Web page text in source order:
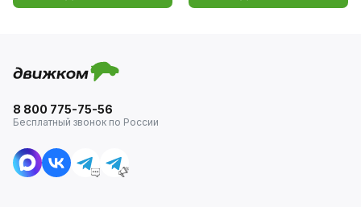
8 800 775-75-56
Бесплатный звонок по России